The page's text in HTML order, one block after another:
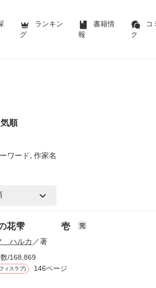
ランキン
グ
書籍情
報
コ
ク
順
ワード, 作家名
の花雫 壱 完
ハルカ ／著
/168,869
ィスラブ) 146ページ